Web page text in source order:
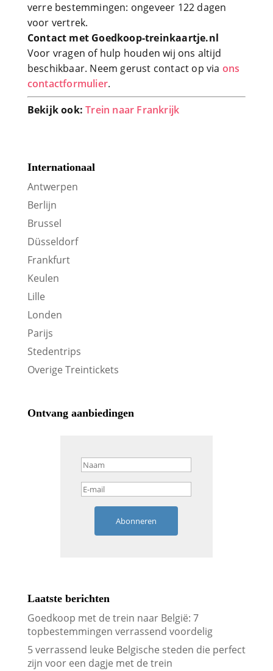
verre bestemmingen: ongeveer 122 dagen
voor vertrek.
Contact met Goedkoop-treinkaartje.nl
Voor vragen of hulp houden wij ons altijd
beschikbaar. Neem gerust contact op via ons
contactformulier.
Bekijk ook: Trein naar Frankrijk
Internationaal
Antwerpen
Berlijn
Brussel
Düsseldorf
Frankfurt
Keulen
Lille
Londen
Parijs
Stedentrips
Overige Treintickets
Ontvang aanbiedingen
Abonneren
Laatste berichten
Goedkoop met de trein naar België: 7
topbestemmingen verrassend voordelig
5 verrassend leuke Belgische steden die perfect
zijn voor een dagje met de trein